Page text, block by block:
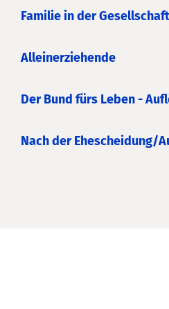
Familie in der Gesellschaft
Alleinerziehende
Der Bund fürs Leben -
Nach der Ehescheidung/